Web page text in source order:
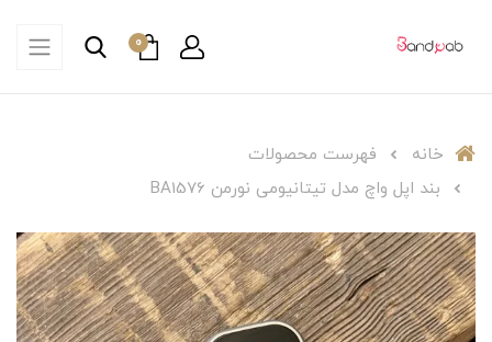
0
خانه
فهرست محصولات
بند اپل واچ مدل تیتانیومی نورمن BA1576